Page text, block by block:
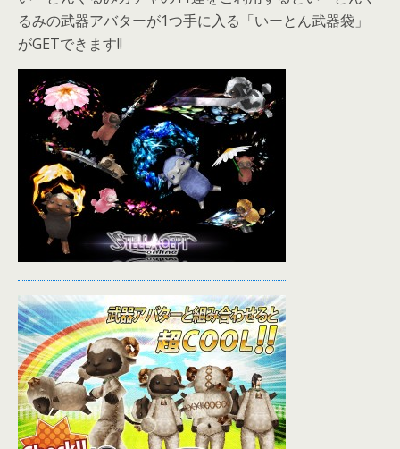
るみの武器アバターが1つ手に入る「いーとん武器袋」
がGETできます!!